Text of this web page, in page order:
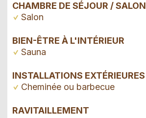
CHAMBRE DE SÉJOUR / SALON
Salon
BIEN-ÊTRE À L'INTÉRIEUR
Sauna
INSTALLATIONS EXTÉRIEURES
Cheminée ou barbecue
RAVITAILLEMENT